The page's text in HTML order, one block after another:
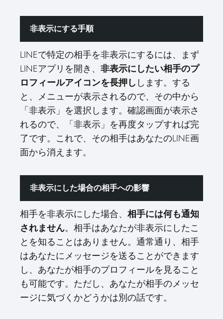
非表示にする手順
LINEで特定の相手を非表示にするには、まず
LINEアプリを開き、 非表示にしたい相手のプ
ロフィールアイコンを長押し します。する
と、メニューが表示されるので、その中から
「非表示」を選択します。確認画面が表示さ
れるので、「非表示」を再度タップすれば完
了です。これで、その相手はあなたのLINE画
面から消えます。
非表示にした場合の相手への影響
相手を非表示にした場合、 相手には何も通知
されません。相手はあなたが非表示にしたこ
とを知ることはありません。通常通り、相手
はあなたにメッセージを送ることができます
し、あなたが相手のプロフィールを見ること
も可能です。ただし、あなたが相手のメッセ
ージに気づくかどうかは別の話です。